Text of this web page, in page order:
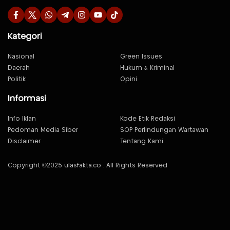
Kategori
Nasional
Green Issues
Daerah
Hukum & Kriminal
Politik
Opini
Informasi
Info Iklan
Kode Etik Redaksi
Pedoman Media Siber
SOP Perlindungan Wartawan
Disclaimer
Tentang Kami
Copyright ©2025 ulasfakta.co . All Rights Reserved